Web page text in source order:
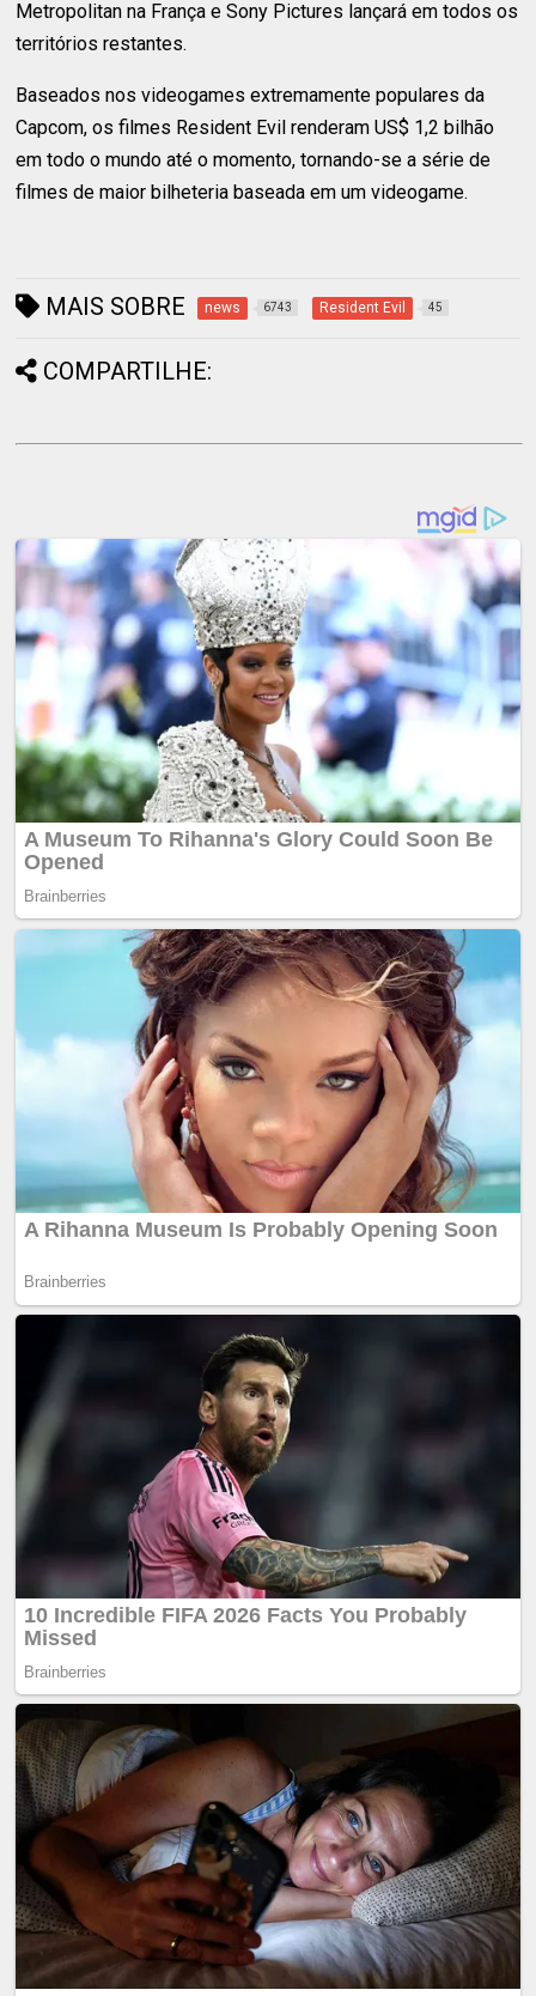
Metropolitan na França e Sony Pictures lançará em todos os
territórios restantes.
Baseados nos videogames extremamente populares da
Capcom, os filmes Resident Evil renderam US$ 1,2 bilhão
em todo o mundo até o momento, tornando-se a série de
filmes de maior bilheteria baseada em um videogame.
MAIS SOBRE news 6743 Resident Evil 45
COMPARTILHE: